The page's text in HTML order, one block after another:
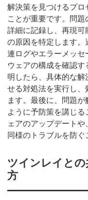
解決策を見つけるプロ
ことが重要です。問
詳細に記録し、再現可
の原因を特定します。
連ログやエラーメッセ
ウェアの構成を確認
明したら、具体的な
せる対処法を実行し
ます。最後に、問題
ように予防策を講じ
ェアのアップデートや
同様のトラブルを防ぐ
ツインレイと
方